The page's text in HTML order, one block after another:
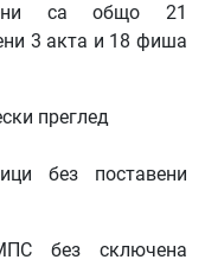
са общо 21
3 акта и 18 фиша
преглед
без поставени
без сключена